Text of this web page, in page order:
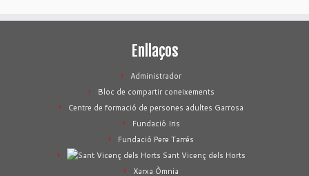
Enllaços
Administrador
Bloc de compartir coneixements
Centre de formació de persones adultes Garrosa
Fundació Iris
Fundació Pere Tarrés
Sant Vicenç dels Horts
Xarxa Òmnia